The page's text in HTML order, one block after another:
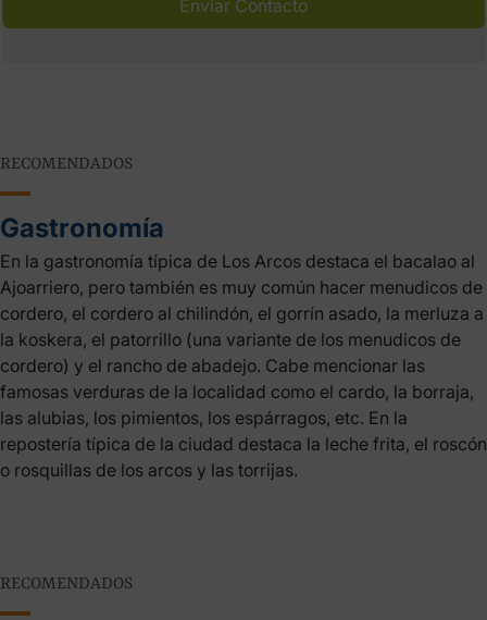
Enviar Contacto
RECOMENDADOS
Gastronomía
En la gastronomía típica de Los Arcos destaca el bacalao al
Ajoarriero, pero también es muy común hacer menudicos de
cordero, el cordero al chilindón, el gorrín asado, la merluza a
la koskera, el patorrillo (una variante de los menudicos de
cordero) y el rancho de abadejo. Cabe mencionar las
famosas verduras de la localidad como el cardo, la borraja,
las alubias, los pimientos, los espárragos, etc. En la
repostería típica de la ciudad destaca la leche frita, el roscón
o rosquillas de los arcos y las torrijas.
RECOMENDADOS